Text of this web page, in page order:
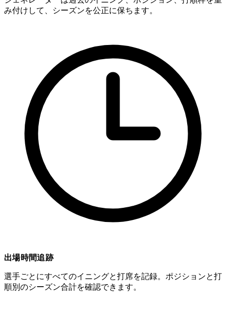
み付けして、シーズンを公正に保ちます。
出場時間追跡
選手ごとにすべてのイニングと打席を記録。ポジションと打
順別のシーズン合計を確認できます。